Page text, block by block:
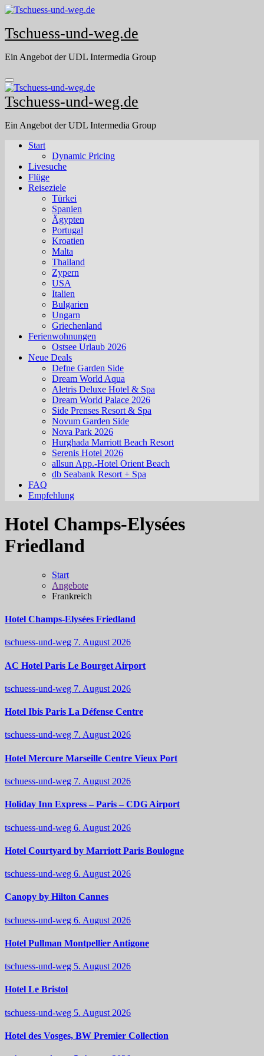
Skip
content
Tschuess-und-weg.de
Ein Angebot der UDL Intermedia Group
Tschuess-und-weg.de
Ein Angebot der UDL Intermedia Group
Start
Dynamic Pricing
Livesuche
Flüge
Reiseziele
Türkei
Spanien
Ägypten
Portugal
Kroatien
Malta
Thailand
Zypern
USA
Italien
Bulgarien
Ungarn
Griechenland
Ferienwohnungen
Ostsee Urlaub 2026
Neue Deals
Defne Garden Side
Dream World Aqua
Aletris Deluxe Hotel & Spa
Dream World Palace 2026
Side Prenses Resort & Spa
Novum Garden Side
Nova Park 2026
Hurghada Marriott Beach Resort
Serenis Hotel 2026
allsun App.-Hotel Orient Beach
db Seabank Resort + Spa
FAQ
Empfehlung
Hotel Champs-Elysées
Friedland
Start
Angebote
Frankreich
Hotel Champs-Elysées Friedland
tschuess-und-weg 7. August 2026
AC Hotel Paris Le Bourget Airport
tschuess-und-weg 7. August 2026
Hotel Ibis Paris La Défense Centre
tschuess-und-weg 7. August 2026
Hotel Mercure Marseille Centre Vieux Port
tschuess-und-weg 7. August 2026
Holiday Inn Express – Paris – CDG Airport
tschuess-und-weg 6. August 2026
Hotel Courtyard by Marriott Paris Boulogne
tschuess-und-weg 6. August 2026
Canopy by Hilton Cannes
tschuess-und-weg 6. August 2026
Hotel Pullman Montpellier Antigone
tschuess-und-weg 5. August 2026
Hotel Le Bristol
tschuess-und-weg 5. August 2026
Hotel des Vosges, BW Premier Collection